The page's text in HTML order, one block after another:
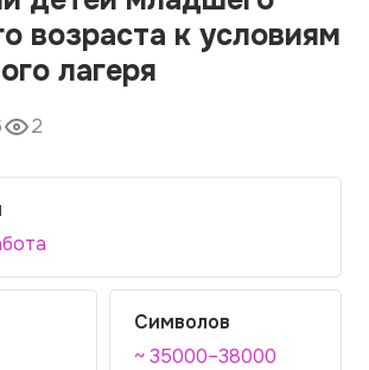
возраста к условиям
лагеря
2
Символов
~ 35000–38000